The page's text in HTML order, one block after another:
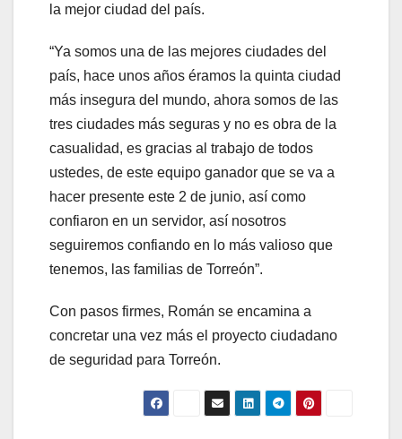
la mejor ciudad del país.
“Ya somos una de las mejores ciudades del
país, hace unos años éramos la quinta ciudad
más insegura del mundo, ahora somos de las
tres ciudades más seguras y no es obra de la
casualidad, es gracias al trabajo de todos
ustedes, de este equipo ganador que se va a
hacer presente este 2 de junio, así como
confiaron en un servidor, así nosotros
seguiremos confiando en lo más valioso que
tenemos, las familias de Torreón”.
Con pasos firmes, Román se encamina a
concretar una vez más el proyecto ciudadano
de seguridad para Torreón.